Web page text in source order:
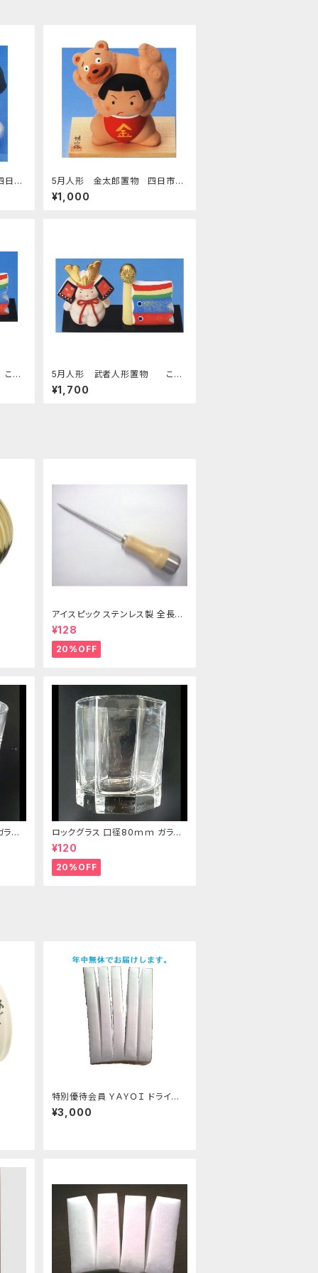
市
5月人形 金太郎置物 四日市萬
古焼
¥1,000
い
5月人形 武者人形置物 こい
のぼり付 四日市萬古焼
¥1,700
アイスピック ステンレス製 全長21
5ｍｍ
¥128
20%OFF
ス
ロックグラス 口径80ｍｍ ガラス
製 220cc
¥120
20%OFF
特別優待会員 ＹＡＹＯＩ ドライア
イス 5kg（出荷時6kg弱） おすす
め
¥3,000